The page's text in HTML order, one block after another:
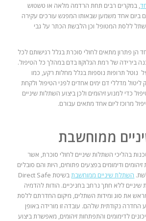
, במקרים רבים תחת הרדמה מלאה או טשטוש
ביום אחד משמען שבאותו המפגש עורכים עקירה
ללסת המטופל וכן הלבשת הכתר על גבי
הן פתרון מתאים לחולי סוכרת בגלל רגישותם לכל
בירידה של רמת הגלוקוז בדם במהלך כל הטיפול.
נוטל תרופות נוספות בגלל מחלות רקע, כמו
ליטול מדללי דם ימים אחדים לפני הטיפול ולקחת
כדי למנוע זיהומים ולכן ביצוע השתלות שיניים
מרוכז ליום אחד מתאים עבורם.
ממוחשבת
בהליכי השתלות שיניים לחולי סוכרת, אשר
זיהומים ודימומים בפצעים פתוחים, היות והם סובלים
השתלת שיניים ממוחשבת
בשיטת Direct Safe
ללא חתך נרחב בחניכיים. הודות להדמיה
את סוג ומידות השתלים, מיקום החדרתם ללסת
החדרה נקודתית שלהם. עובדה זו מורידה באופן
לדימומים והתפתחות זיהומים, מאפשרת ביצוע